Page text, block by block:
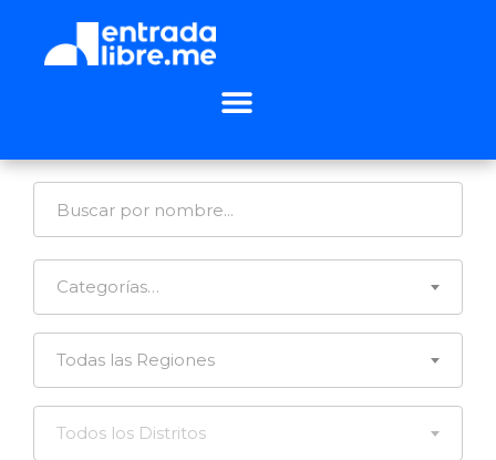
Categorías…
Todas las Regiones
Todos los Distritos